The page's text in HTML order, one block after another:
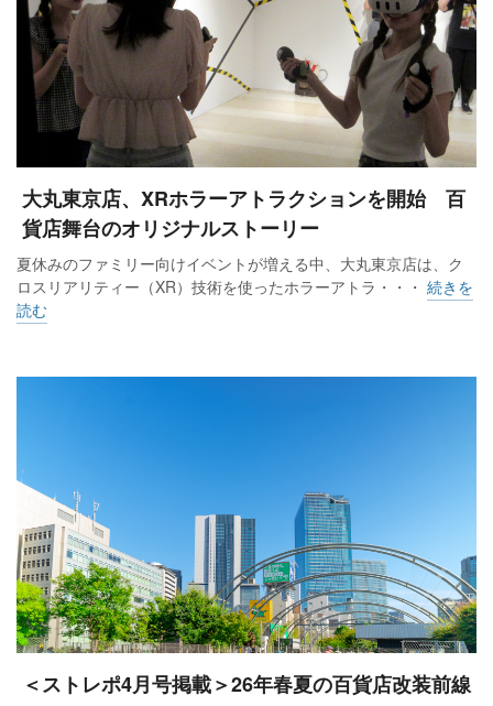
大丸東京店、XRホラーアトラクションを開始 百
貨店舞台のオリジナルストーリー
夏休みのファミリー向けイベントが増える中、大丸東京店は、ク
ロスリアリティー（XR）技術を使ったホラーアトラ・・・ 続きを
読む
＜ストレポ4月号掲載＞26年春夏の百貨店改装前線